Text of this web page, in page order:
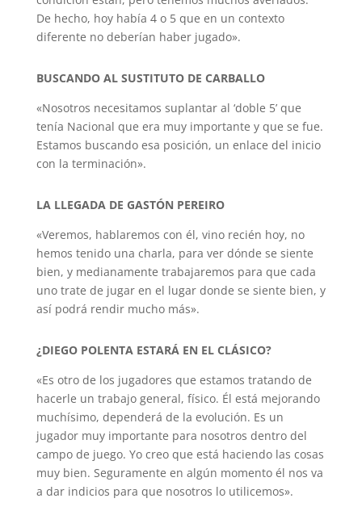
De hecho, hoy había 4 o 5 que en un contexto
diferente no deberían haber jugado».
BUSCANDO AL SUSTITUTO DE CARBALLO
«Nosotros necesitamos suplantar al ‘doble 5’ que
tenía Nacional que era muy importante y que se fue.
Estamos buscando esa posición, un enlace del inicio
con la terminación».
LA LLEGADA DE GASTÓN PEREIRO
«Veremos, hablaremos con él, vino recién hoy, no
hemos tenido una charla, para ver dónde se siente
bien, y medianamente trabajaremos para que cada
uno trate de jugar en el lugar donde se siente bien, y
así podrá rendir mucho más».
¿DIEGO POLENTA ESTARÁ EN EL CLÁSICO?
«Es otro de los jugadores que estamos tratando de
hacerle un trabajo general, físico. Él está mejorando
muchísimo, dependerá de la evolución. Es un
jugador muy importante para nosotros dentro del
campo de juego. Yo creo que está haciendo las cosas
muy bien. Seguramente en algún momento él nos va
a dar indicios para que nosotros lo utilicemos».